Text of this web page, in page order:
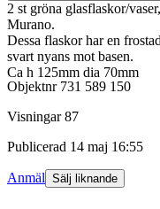
2 st gröna glasflaskor/
Murano.
Dessa flaskor har en
svart nyans mot basen.
Ca h 125mm dia 70mm
Objektnr 731 589 150
Visningar 87
Publicerad 14 maj 16:55
Anmäl Sälj liknande